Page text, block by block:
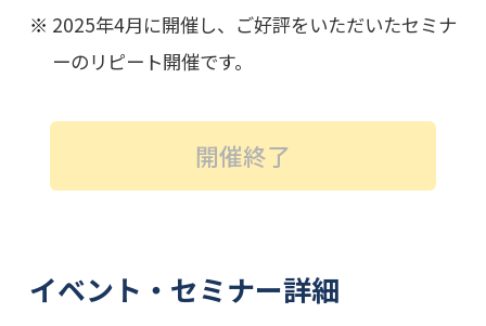
2025年4月に開催し、ご好評をいただいたセミナ
ーのリピート開催です。
開催終了
イベント・セミナー詳細